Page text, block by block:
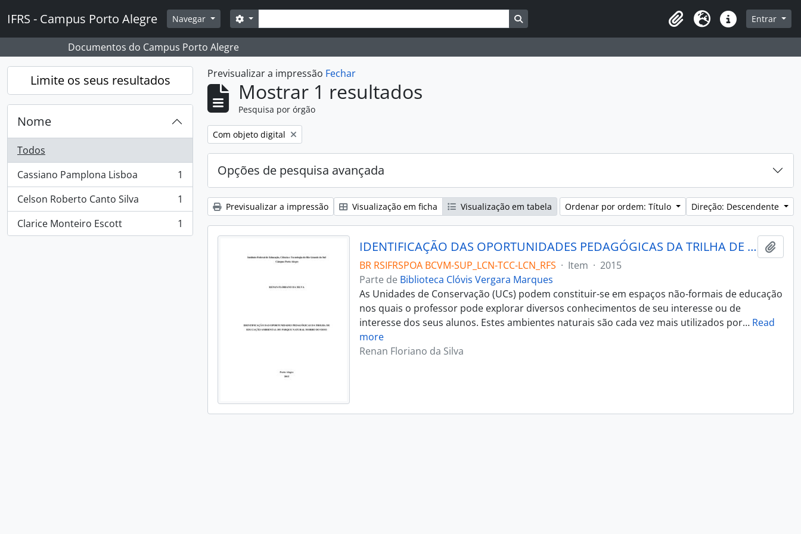
IFRS - Campus Porto Alegre Navegar Pesquisar
Opções de busca Busque na página de navegação
Idioma Ligações rápidas
Entrar
Documentos do Campus Porto Alegre
Limite os seus resultados
Nome
Todos
Cassiano Pamplona Lisboa
, 1 resultados
1
Celson Roberto Canto Silva
, 1 resultados
1
Clarice Monteiro Escott
, 1 resultados 1
Previsualizar a impressão Fechar
Mostrar 1 resultados
Pesquisa por órgão
Remover filtro:
Com objeto digital
Opções de pesquisa avançada
Previsualizar a impressão Visualização em ficha Visualização em tabela Ordenar por ordem: Título Direção: Descendente
IDENTIFICAÇÃO DAS OPORTUNIDADES PEDAGÓGICAS DA TRILHA DE EDUCAÇÃO AMBIENTAL DO PARQUE NATURAL MORRO DO OSSO
BR RSIFRSPOA BCVM-SUP_LCN-TCC-LCN_RFS · Item · 2015
Parte de Biblioteca Clóvis Vergara Marques
As Unidades de Conservação (UCs) podem constituir-se em espaços não-formais de educação
nos quais o professor pode explorar diversos conhecimentos de seu interesse ou de
interesse dos seus alunos. Estes ambientes naturais são cada vez mais utilizados por… Read
more
Renan Floriano da Silva